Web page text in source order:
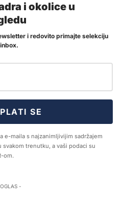
i okolice u
i redovito primajte selekciju
SE
e-maila s najzanimljivijim sadržajem
trenutku, a vaši podaci su
om.
-